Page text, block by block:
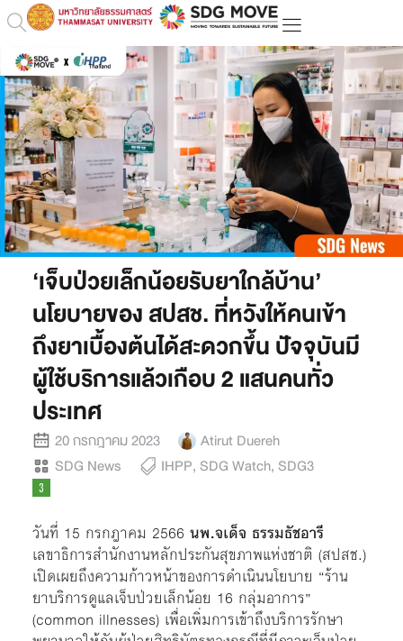
‘เจ็บป่วยเล็กน้อยรับยาใกล้บ้าน’
นโยบายของ สปสช. ที่หวังให้คนเข้า
ถึงยาเบื้องต้นได้สะดวกขึ้น ปัจจุบันมี
ผู้ใช้บริการแล้วเกือบ 2 แสนคนทั่ว
ประเทศ
20 กรกฎาคม 2023
Atirut Duereh
SDG News
IHPP, SDG Watch, SDG3
วันที่ 15 กรกฎาคม 2566 นพ.จเด็จ ธรรมธัชอารี
เลขาธิการสำนักงานหลักประกันสุขภาพแห่งชาติ (สปสช.)
เปิดเผยถึงความก้าวหน้าของการดำเนินนโยบาย “ร้าน
ยาบริการดูแลเจ็บป่วยเล็กน้อย 16 กลุ่มอาการ”
(common illnesses) เพื่อเพิ่มการเข้าถึงบริการรักษา